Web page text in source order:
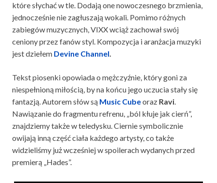
które słychać w tle. Dodają one nowoczesnego brzmienia,
jednocześnie nie zagłuszają wokali. Pomimo różnych
zabiegów muzycznych, VIXX wciąż zachował swój
ceniony przez fanów styl. Kompozycja i aranżacja muzyki
jest dziełem Devine Channel.
Tekst piosenki opowiada o mężczyźnie, który goni za
niespełnioną miłością, by na końcu jego uczucia stały się
fantazją. Autorem słów są Music Cubeoraz Ravi.
Nawiązanie do fragmentu refrenu, „ból kłuje jak cierń”,
znajdziemy także w teledysku. Ciernie symbolicznie
owijają inną część ciała każdego artysty, co także
widzieliśmy już wcześniej w spoilerach wydanych przed
premierą „Hades”.